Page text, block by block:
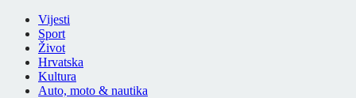
Vijesti
Sport
Život
Hrvatska
Kultura
Auto, moto & nautika